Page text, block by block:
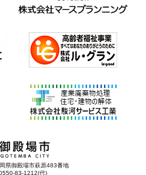
県御殿場市萩原483番地
83-1212(代)